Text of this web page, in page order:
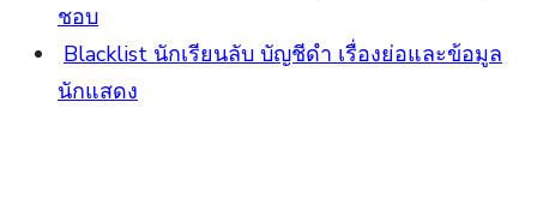
ชอบ
Blacklist นักเรียนลับ บัญชีดำ เรื่องย่อและข้อมูล
นักแสดง